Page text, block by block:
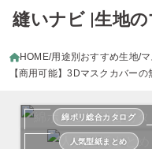
縫いナビ |生地
HOME 用途別おすすめ生地 マ
【商用可能】3Dマスクカバーの
綿ポリ総合カタログ
人気型紙まとめ